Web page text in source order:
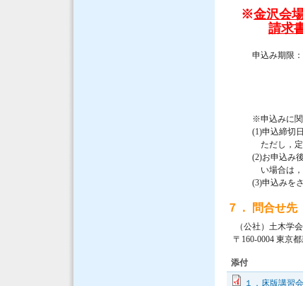
※金沢会
請求
申込み期限
（３
（４
※申込みに関
(1)申込締切日前
ただし，定員に
(2)お申込み後
い場合は，参加
(3)申込みをされ
７． 問合せ先
（公社）土木学会
〒160-0004 東京
添付
１．床版講習